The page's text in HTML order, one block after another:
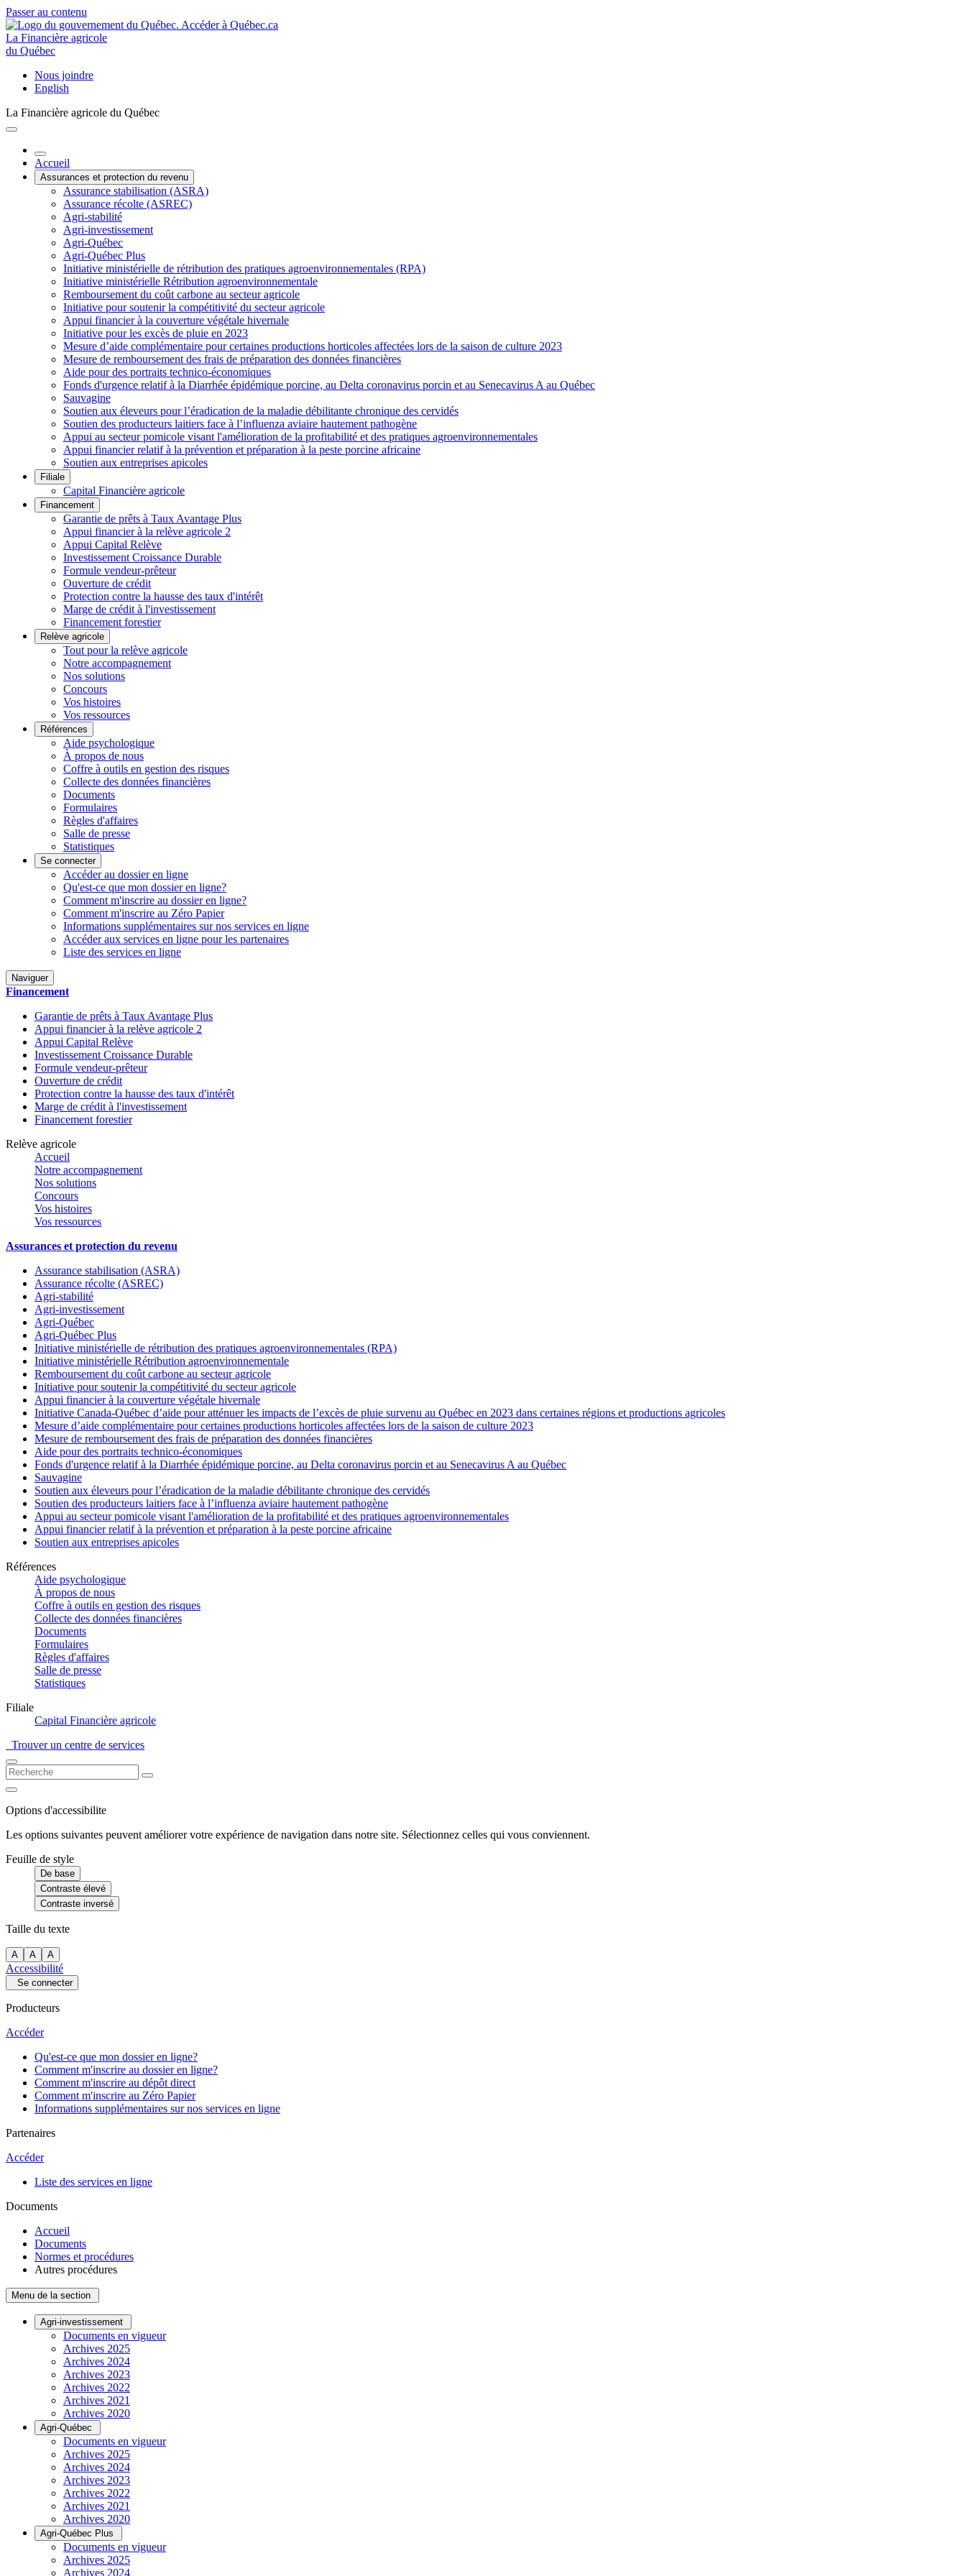
Passer au contenu
La Financière agricole
du Québec
Nous joindre
English
La Financière agricole du Québec
Accueil
Assurances et protection du revenu
Assurance stabilisation (ASRA)
Assurance récolte (ASREC)
Agri-stabilité
Agri-investissement
Agri-Québec
Agri-Québec Plus
Initiative ministérielle de rétribution des pratiques agroenvironnementales (RPA)
Initiative ministérielle Rétribution agroenvironnementale
Remboursement du coût carbone au secteur agricole
Initiative pour soutenir la compétitivité du secteur agricole
Appui financier à la couverture végétale hivernale
Initiative pour les excès de pluie en 2023
Mesure d’aide complémentaire pour certaines productions horticoles affectées lors de la saison de culture 2023
Mesure de remboursement des frais de préparation des données financières
Aide pour des portraits technico-économiques
Fonds d'urgence relatif à la Diarrhée épidémique porcine, au Delta coronavirus porcin et au Senecavirus A au Québec
Sauvagine
Soutien aux éleveurs pour l’éradication de la maladie débilitante chronique des cervidés
Soutien des producteurs laitiers face à l’influenza aviaire hautement pathogène
Appui au secteur pomicole visant l'amélioration de la profitabilité et des pratiques agroenvironnementales
Appui financier relatif à la prévention et préparation à la peste porcine africaine
Soutien aux entreprises apicoles
Filiale
Capital Financière agricole
Financement
Garantie de prêts à Taux Avantage Plus
Appui financier à la relève agricole 2
Appui Capital Relève
Investissement Croissance Durable
Formule vendeur-prêteur
Ouverture de crédit
Protection contre la hausse des taux d'intérêt
Marge de crédit à l'investissement
Financement forestier
Relève agricole
Tout pour la relève agricole
Notre accompagnement
Nos solutions
Concours
Vos histoires
Vos ressources
Références
Aide psychologique
À propos de nous
Coffre à outils en gestion des risques
Collecte des données financières
Documents
Formulaires
Règles d'affaires
Salle de presse
Statistiques
Se connecter
Accéder au dossier en ligne
Qu'est-ce que mon dossier en ligne?
Comment m'inscrire au dossier en ligne?
Comment m'inscrire au Zéro Papier
Informations supplémentaires sur nos services en ligne
Accéder aux services en ligne pour les partenaires
Liste des services en ligne
Naviguer
Financement
Garantie de prêts à Taux Avantage Plus
Appui financier à la relève agricole 2
Appui Capital Relève
Investissement Croissance Durable
Formule vendeur-prêteur
Ouverture de crédit
Protection contre la hausse des taux d'intérêt
Marge de crédit à l'investissement
Financement forestier
Relève agricole
Accueil
Notre accompagnement
Nos solutions
Concours
Vos histoires
Vos ressources
Assurances et protection du revenu
Assurance stabilisation (ASRA)
Assurance récolte (ASREC)
Agri-stabilité
Agri-investissement
Agri-Québec
Agri-Québec Plus
Initiative ministérielle de rétribution des pratiques agroenvironnementales (RPA)
Initiative ministérielle Rétribution agroenvironnementale
Remboursement du coût carbone au secteur agricole
Initiative pour soutenir la compétitivité du secteur agricole
Appui financier à la couverture végétale hivernale
Initiative Canada-Québec d’aide pour atténuer les impacts de l’excès de pluie survenu au Québec en 2023 dans certaines régions et productions agricoles
Mesure d’aide complémentaire pour certaines productions horticoles affectées lors de la saison de culture 2023
Mesure de remboursement des frais de préparation des données financières
Aide pour des portraits technico-économiques
Fonds d'urgence relatif à la Diarrhée épidémique porcine, au Delta coronavirus porcin et au Senecavirus A au Québec
Sauvagine
Soutien aux éleveurs pour l’éradication de la maladie débilitante chronique des cervidés
Soutien des producteurs laitiers face à l’influenza aviaire hautement pathogène
Appui au secteur pomicole visant l'amélioration de la profitabilité et des pratiques agroenvironnementales
Appui financier relatif à la prévention et préparation à la peste porcine africaine
Soutien aux entreprises apicoles
Références
Aide psychologique
À propos de nous
Coffre à outils en gestion des risques
Collecte des données financières
Documents
Formulaires
Règles d'affaires
Salle de presse
Statistiques
Filiale
Capital Financière agricole
Trouver un centre de services
Options d'accessibilite
Les options suivantes peuvent améliorer votre expérience de navigation dans notre site. Sélectionnez celles qui vous conviennent.
Feuille de style
De base
Contraste élevé
Contraste inversé
Taille du texte
A A A
Accessibilité
Se connecter
Producteurs
Accéder
Qu'est-ce que mon dossier en ligne?
Comment m'inscrire au dossier en ligne?
Comment m'inscrire au dépôt direct
Comment m'inscrire au Zéro Papier
Informations supplémentaires sur nos services en ligne
Partenaires
Accéder
Liste des services en ligne
Documents
Accueil
Documents
Normes et procédures
Autres procédures
Menu de la section
Agri-investissement
Documents en vigueur
Archives 2025
Archives 2024
Archives 2023
Archives 2022
Archives 2021
Archives 2020
Agri-Québec
Documents en vigueur
Archives 2025
Archives 2024
Archives 2023
Archives 2022
Archives 2021
Archives 2020
Agri-Québec Plus
Documents en vigueur
Archives 2025
Archives 2024